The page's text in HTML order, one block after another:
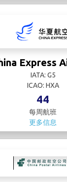
Express
IATA: G5
ICAO: HXA
44
每周航班
更多信息